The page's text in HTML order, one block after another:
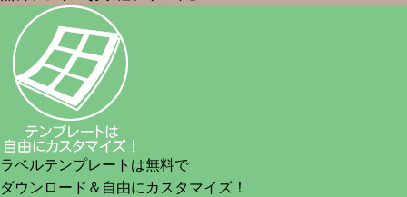
ラベルテンプレートは無料で
ダウンロード＆自由にカスタマイズ！